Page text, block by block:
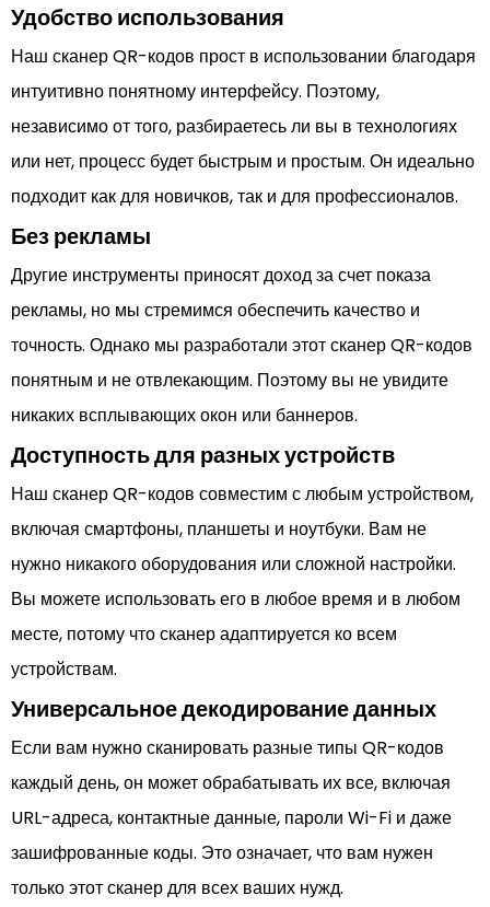
Удобство использования
Наш сканер QR-кодов прост в использовании благодаря
интуитивно понятному интерфейсу. Поэтому,
независимо от того, разбираетесь ли вы в технологиях
или нет, процесс будет быстрым и простым. Он идеально
подходит как для новичков, так и для профессионалов.
Без рекламы
Другие инструменты приносят доход за счет показа
рекламы, но мы стремимся обеспечить качество и
точность. Однако мы разработали этот сканер QR-кодов
понятным и не отвлекающим. Поэтому вы не увидите
никаких всплывающих окон или баннеров.
Доступность для разных устройств
Наш сканер QR-кодов совместим с любым устройством,
включая смартфоны, планшеты и ноутбуки. Вам не
нужно никакого оборудования или сложной настройки.
Вы можете использовать его в любое время и в любом
месте, потому что сканер адаптируется ко всем
устройствам.
Универсальное декодирование данных
Если вам нужно сканировать разные типы QR-кодов
каждый день, он может обрабатывать их все, включая
URL-адреса, контактные данные, пароли Wi-Fi и даже
зашифрованные коды. Это означает, что вам нужен
только этот сканер для всех ваших нужд.